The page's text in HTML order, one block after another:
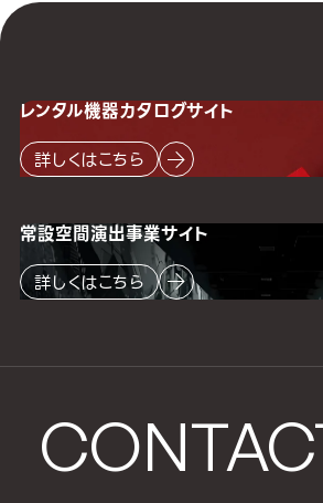
レンタル機器カタログサイト
詳しくはこちら
常設空間演出事業サイト
詳しくはこちら